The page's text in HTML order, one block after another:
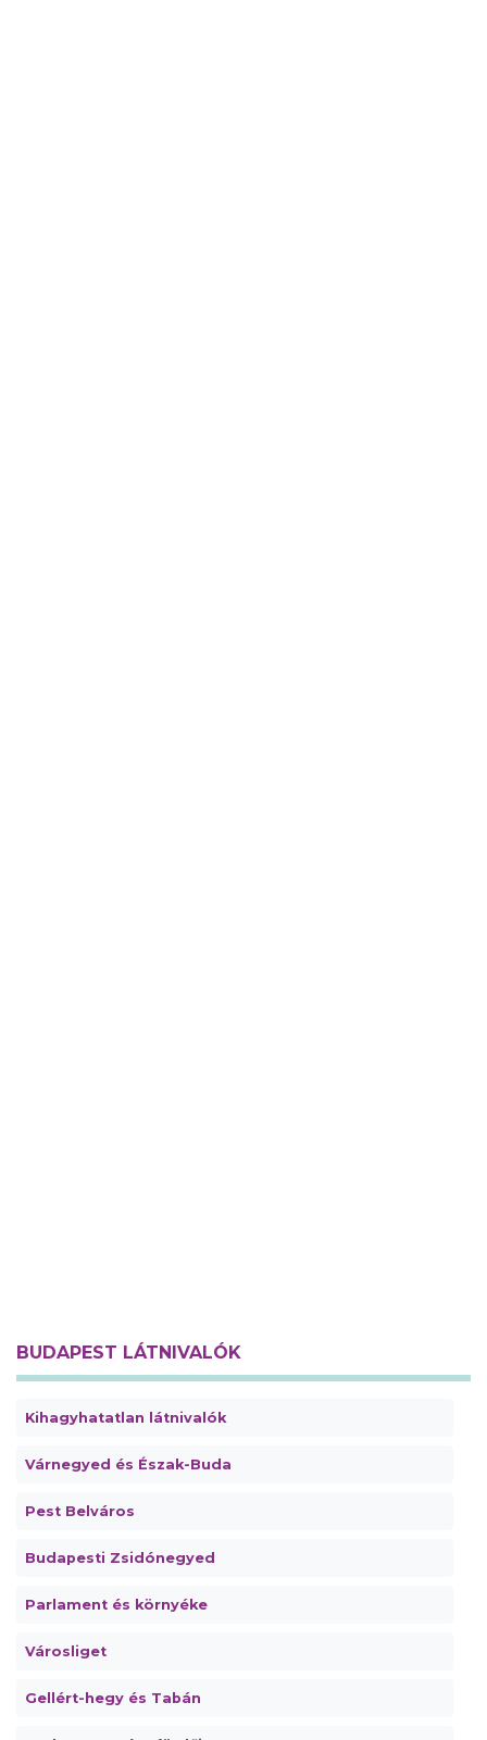
BUDAPEST LÁTNIVALÓK
Kihagyhatatlan látnivalók
Várnegyed és Észak-Buda
Pest Belváros
Budapesti Zsidónegyed
Parlament és környéke
Városliget
Gellért-hegy és Tabán